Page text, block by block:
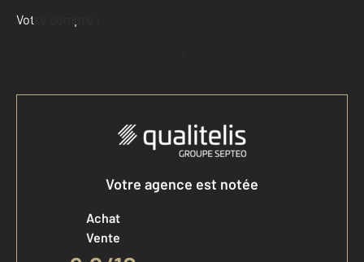
Votre compte :
Accéder à mon compte
Votre agence est notée
Achat
Vente